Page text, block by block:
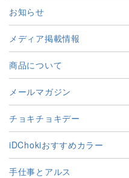
お知らせ
メディア掲載情報
商品について
メールマガジン
チョキチョキデー
iDChokiおすすめカラー
手仕事とアルス